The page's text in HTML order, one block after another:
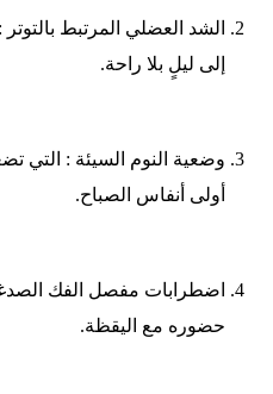
الشد العضلي المرتبط
إلى ليلٍ بلا راحة.
وضعية النوم السيئة : التي
أولى أنفاس الصباح.
اضطرابات مفصل الفك
حضوره مع اليقظة.